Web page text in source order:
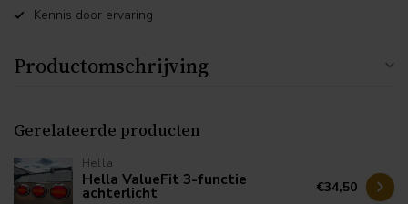
Kennis door ervaring
Productomschrijving
Gerelateerde producten
Hella
Hella ValueFit 3-functie
achterlicht €34,50